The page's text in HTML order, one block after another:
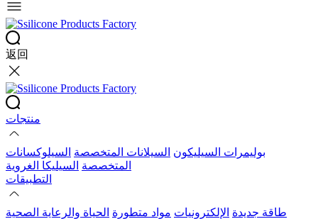
返回
منتجات
بوليمرات السيليكون السيلانات المتخصصة السيلوكسانات
المتخصصة السيليكا الغروية
التطبيقات
طاقة جديدة الإلكترونيات مواد متطورة الحياة والرعاية الصحية